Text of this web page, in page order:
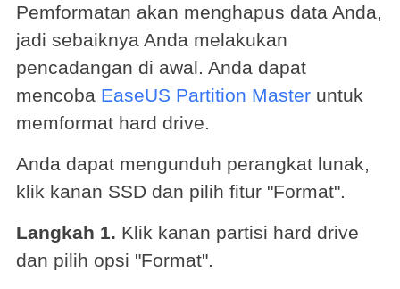
Pemformatan akan menghapus data Anda,
jadi sebaiknya Anda melakukan
pencadangan di awal. Anda dapat
mencoba EaseUS Partition Masteruntuk
memformat hard drive.
Anda dapat mengunduh perangkat lunak,
klik kanan SSD dan pilih fitur "Format".
Langkah 1. Klik kanan partisi hard drive
dan pilih opsi "Format".